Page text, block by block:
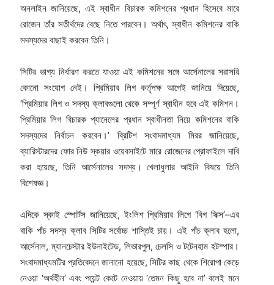
অনলাইন জানিয়েছে, এই স্বাধীন বিচারক কমিশনের প্রধান হিসেবে মারে
রোজেন তাঁর সতীর্থদের বেছে নিতে পারবেন। অর্থাৎ, স্বাধীন কমিশনের বাকি
সদস্যদের বাছাই করবেন তিনি।
সিটির ভাগ্য নির্ধারণ করতে যাওয়া এই কমিশনের সঙ্গে আর্সেনালের সরাসরি
কোনো সংযোগ নেই। প্রিমিয়ার লিগ কর্তৃপক্ষ আগেই জানিয়ে দিয়েছে,
‘প্রিমিয়ার লিগ ও সদস্য ক্লাবগুলো থেকে সম্পূর্ণ স্বাধীন হবে এই কমিশন।
প্রিমিয়ার লিগ বিচারক প্যানেলের প্রধান স্বাধীনতা নিয়ে কমিশনের বাকি
সদস্যদের নির্বাচন করবেন।’ ব্রিটিশ সংবাদমাধ্যম মিরর জানিয়েছে,
ব্যারিস্টারদের ফোর নিউ স্কয়ার ওয়েবসাইটে মারে রোজেনের প্রোফাইলে দাবি
করা হয়েছে, তিনি আর্সেনালের সদস্য। খেলাধুলার আইনি বিষয়ে তিনি
বিশেষজ্ঞ।
এদিকে স্কাই স্পোর্টস জানিয়েছে, ইংলিশ প্রিমিয়ার লিগে ‘বিগ সিক্স’–এর
বাকি পাঁচ সদস্য ক্লাব সিটির সর্বোচ্চ শাস্তিই চায়। এই পাঁচ ক্লাব হলো,
আর্সেনাল, ম্যানচেস্টার ইউনাইটেড, লিভারপুল, চেলসি ও টটেনহাম হটস্পার।
সংবাদমাধ্যমটির প্রতিবেদনে জানানো হয়েছে, সিটির কাছ থেকে শিরোপা কেড়ে
নেওয়া ‘অর্থহীন’ এবং পয়েন্ট কেটে নেওয়ায় ‘তেমন কিছু হবে না’ বলেই মনে